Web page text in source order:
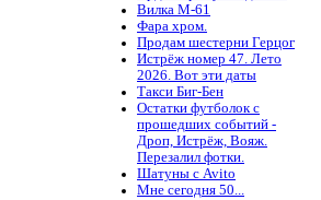
Вилка М-61
Фара хром.
Продам шестерни Герцог
Истрёж номер 47. Лето
2026. Вот эти даты
Такси Биг-Бен
Остатки футболок с
прошедших событий -
Дроп, Истрёж, Вояж.
Перезалил фотки.
Шатуны с Avito
Мне сегодня 50...